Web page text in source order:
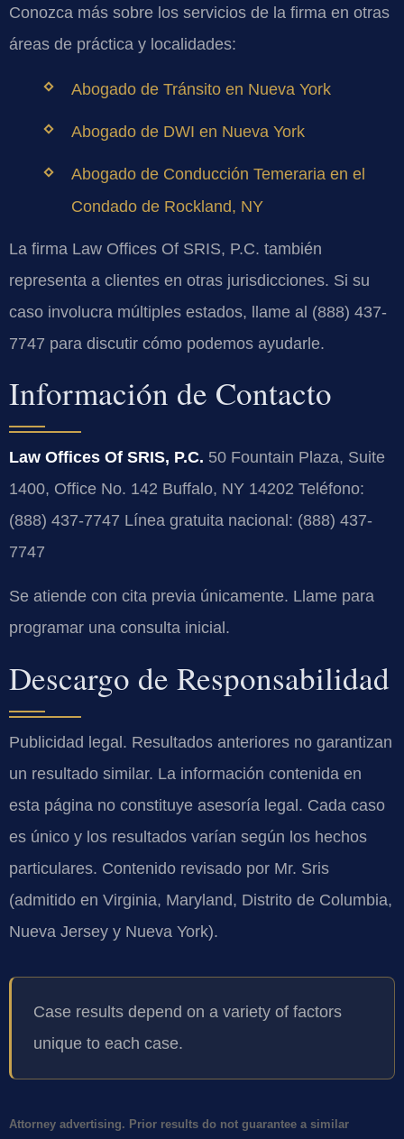
Conozca más sobre los servicios de la firma en otras
áreas de práctica y localidades:
Abogado de Tránsito en Nueva York
Abogado de DWI en Nueva York
Abogado de Conducción Temeraria en el
Condado de Rockland, NY
La firma Law Offices Of SRIS, P.C. también
representa a clientes en otras jurisdicciones. Si su
caso involucra múltiples estados, llame al (888) 437-
7747 para discutir cómo podemos ayudarle.
Información de Contacto
Law Offices Of SRIS, P.C. 50 Fountain Plaza, Suite
1400, Office No. 142 Buffalo, NY 14202 Teléfono:
(888) 437-7747 Línea gratuita nacional: (888) 437-
7747
Se atiende con cita previa únicamente. Llame para
programar una consulta inicial.
Descargo de Responsabilidad
Publicidad legal. Resultados anteriores no garantizan
un resultado similar. La información contenida en
esta página no constituye asesoría legal. Cada caso
es único y los resultados varían según los hechos
particulares. Contenido revisado por Mr. Sris
(admitido en Virginia, Maryland, Distrito de Columbia,
Nueva Jersey y Nueva York).
Case results depend on a variety of factors
unique to each case.
Attorney advertising. Prior results do not guarantee a similar